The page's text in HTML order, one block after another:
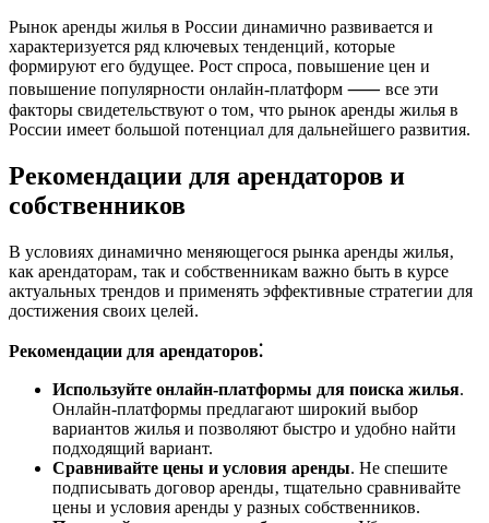
Рынок аренды жилья в России динамично развивается и
характеризуется ряд ключевых тенденций‚ которые
формируют его будущее. Рост спроса‚ повышение цен и
повышение популярности онлайн-платформ ⸺ все эти
факторы свидетельствуют о том‚ что рынок аренды жилья в
России имеет большой потенциал для дальнейшего развития.
Рекомендации для арендаторов и
собственников
В условиях динамично меняющегося рынка аренды жилья‚
как арендаторам‚ так и собственникам важно быть в курсе
актуальных трендов и применять эффективные стратегии для
достижения своих целей.
Рекомендации для арендаторов⁚
Используйте онлайн-платформы для поиска жилья.
Онлайн-платформы предлагают широкий выбор
вариантов жилья и позволяют быстро и удобно найти
подходящий вариант.
Сравнивайте цены и условия аренды. Не спешите
подписывать договор аренды‚ тщательно сравнивайте
цены и условия аренды у разных собственников.